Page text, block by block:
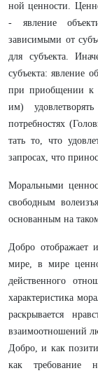
ной ценности.
- явле­ние
зависимыми от
для субъекта.
субъекта: явление
при приобщении к
им)
потребностях
тать то, что
запросах, что
Моральными
свободным
осно­ванным на
Добро отображает
мире, в мире
действен­ного
характеристика
раскрывается
взаимоотношений
Добро, и как
как требование